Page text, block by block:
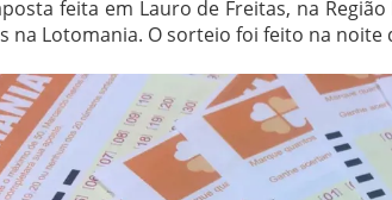
feita em Lauro de Freitas, na
na Lotomania. O sorteio foi feito na noite